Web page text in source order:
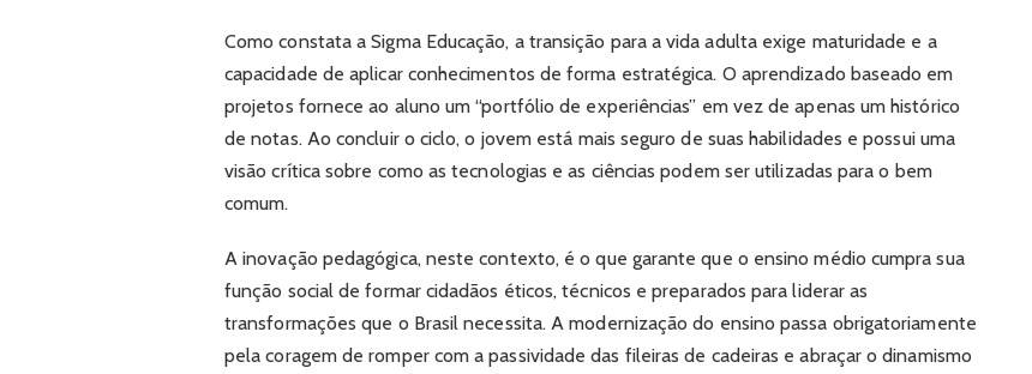
Como constata a Sigma Educação, a transição para a vida adulta exige maturidade e a
capacidade de aplicar conhecimentos de forma estratégica. O aprendizado baseado em
projetos fornece ao aluno um “portfólio de experiências” em vez de apenas um histórico
de notas. Ao concluir o ciclo, o jovem está mais seguro de suas habilidades e possui uma
visão crítica sobre como as tecnologias e as ciências podem ser utilizadas para o bem
comum.
A inovação pedagógica, neste contexto, é o que garante que o ensino médio cumpra sua
função social de formar cidadãos éticos, técnicos e preparados para liderar as
transformações que o Brasil necessita. A modernização do ensino passa obrigatoriamente
pela coragem de romper com a passividade das fileiras de cadeiras e abraçar o dinamismo